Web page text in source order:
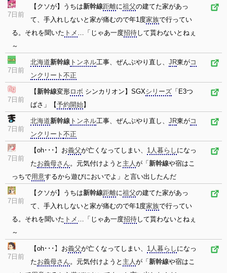
7日前
【クソが】うちは新幹線距離に祖父の建てた家があっ
て、手入れしないと家が痛むので年1度家族で行ってい
る。それを聞いた トメ …「じゃあ一度招待して貰わないとねぇ
～
7日前
北海道新幹線 トンネル工事、ぜんぶやり直し、 JR東がコ
ンクリート 不正
7日前
【新幹線変形ロボ シンカリオン】SGXシリーズ 「E3つ
ばさ」【予約開始】
7日前
北海道新幹線 トンネル工事、ぜんぶやり直し、 JR東がコ
ンクリート 不正
7日前
【oh･･･】お義父が亡くなってしまい、 1人暮らし になっ
たお義母さん。元気付けようと 主人が「 新幹線や宿はこ
っちで用意するから遊びにおいでよ」と言い出したんだ
7日前
【クソが】うちは新幹線距離に祖父の建てた家があっ
て、手入れしないと家が痛むので年1度家族で行ってい
る。それを聞いた トメ …「じゃあ一度招待して貰わないとねぇ
～
7日前
【oh･･･】お義父が亡くなってしまい、 1人暮らし になっ
たお義母さん。元気付けようと 主人が「 新幹線や宿はこ